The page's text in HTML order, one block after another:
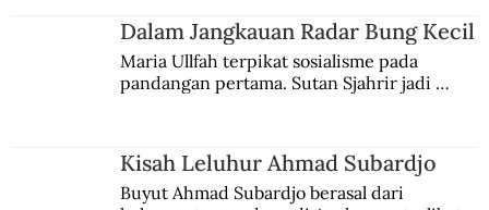
Jules Verne, Multatuli, hingga Sun Yat-sen.
Dalam Jangkauan Radar Bung Kecil
Maria Ullfah terpikat sosialisme pada
pandangan pertama. Sutan Sjahrir jadi
Kisah Leluhur Ahmad Subardjo
Buyut Ahmad Subardjo berasal dari